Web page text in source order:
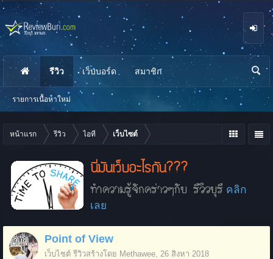
หน้าแรก รีวิว ไอที เว็บไซต์
นี่มันเว็บอะไรกัน???
ทำความรู้จักคร่าวๆกับ รีวิวบุรี คลิก
เลย
Point of View
เว็บไซต์ รีวิวสร้างโดย Methawee, 26 สิงหา 2018
รีวิว
รายการเนื้อหาใหม่
เว็บบอร์ด สมาชิก
นห
า